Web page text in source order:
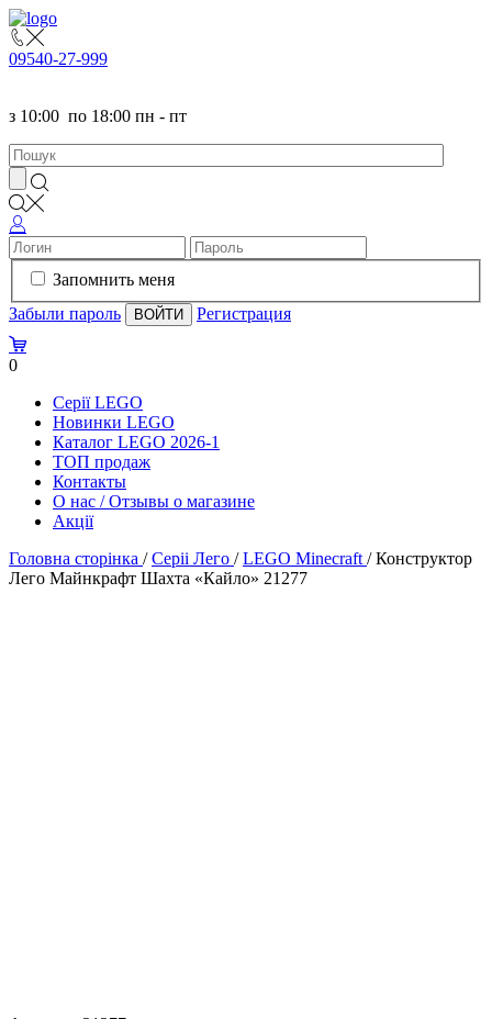
09540-27-999
з 10:00 по 18:00 пн - пт
Запомнить меня
Забыли пароль
Регистрация
0
Серії LEGO
Новинки LEGO
Каталог LEGO 2026-1
TOП продаж
Контакты
О нас / Отзывы о магазине
Акції
Головна сторінка /Серіі Лего /LEGO Minecraft /Конструктор
Лего Майнкрафт Шахта «Кайло» 21277